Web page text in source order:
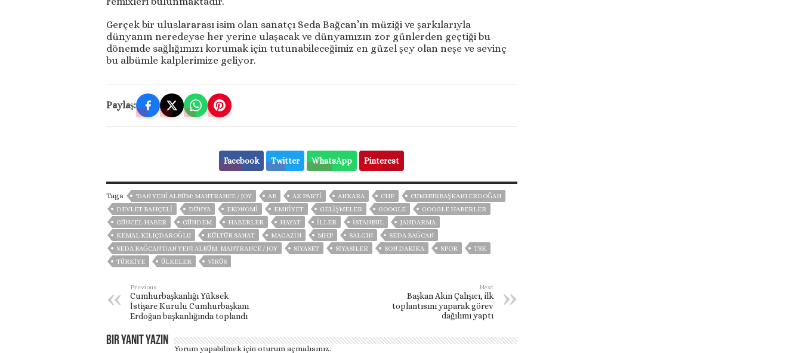
Gerçek bir uluslararası isim olan sanatçı Seda Bağcan’ın müziği ve şarkılarıyla
dünyanın neredeyse her yerine ulaşacak ve dünyamızın zor günlerden geçtiği bu
dönemde sağlığımızı korumak için tutunabileceğimiz en güzel şey olan neşe ve sevinç
bu albümle kalplerimize geliyor.
Paylaş:
Facebook Twitter WhatsApp Pinterest
Tags 'DAN YENI ALBÜM: MANTRANCE / JOY AB AK PARTİ ANKARA CHP
CUMHURBAŞKANI ERDOĞAN
DEVLET BAHÇELİ
DÜNYA EKONOMİ EMNİYET GELIŞMELER GOOGLE
GOOGLE HABERLER
GÜNCEL HABER
GÜNDEM HABERLER HAYAT İLLER ISTANBUL
JANDARMA
KEMAL KILIÇDAROĞLU
KÜLTÜR SANAT MAGAZİN MHP SALGIN
SEDA BAĞCAN
SEDA BAĞCAN'DAN YENI ALBÜM: MANTRANCE / JOY
SİYASET SİYASİLER SON DAKIKA SPOR
TSK
TÜRKİYE
ÜLKELER VIRÜS
Previous
Cumhurbaşkanlığı Yüksek
İstişare Kurulu Cumhurbaşkanı
Erdoğan başkanlığında toplandı
Next
Başkan Akın Çalışıcı, ilk
toplantısını yaparak görev
dağılımı yaptı
Bir yanıt yazın
Yorum yapabilmek için oturum açmalısınız.